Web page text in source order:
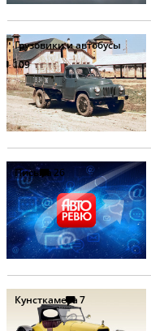
Грузовики и автобусы
109
Письма26
Кунсткамера7